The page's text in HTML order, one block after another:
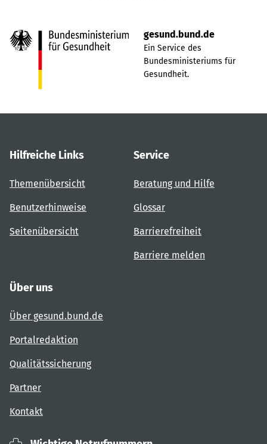
gesund.bund.de
Ein Service des
Bundesministeriums für
Gesundheit.
Hilfreiche Links
Themenübersicht
Benutzerhinweise
Seitenübersicht
Service
Beratung und Hilfe
Glossar
Barrierefreiheit
Barriere melden
Über uns
Über gesund.bund.de
Portalredaktion
Qualitätssicherung
Partner
Kontakt